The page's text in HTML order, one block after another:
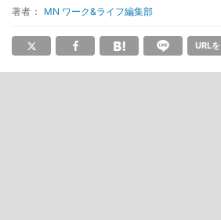
著者： MN ワーク&ライフ編集部
URL